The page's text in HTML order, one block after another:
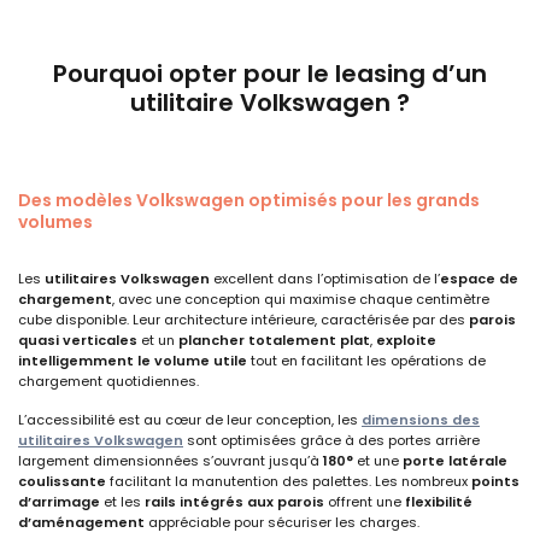
Pourquoi opter pour le leasing d’un
utilitaire Volkswagen ?
Des modèles Volkswagen optimisés pour les grands
volumes
Les utilitaires Volkswagen excellent dans l’optimisation de l’espace de
chargement, avec une conception qui maximise chaque centimètre
cube disponible. Leur architecture intérieure, caractérisée par des parois
quasi verticales et un plancher totalement plat, exploite
intelligemment le volume utile tout en facilitant les opérations de
chargement quotidiennes.
L’accessibilité est au cœur de leur conception, les dimensions des
utilitaires Volkswagen sont optimisées grâce à des portes arrière
largement dimensionnées s’ouvrant jusqu’à 180° et une porte latérale
coulissante facilitant la manutention des palettes. Les nombreux points
d’arrimage et les rails intégrés aux parois offrent une flexibilité
d’aménagement appréciable pour sécuriser les charges.